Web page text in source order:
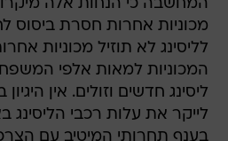
המחשבה כי הנחות אלה
מכוניות אחרות חסרת ביסוס
לליסינג לא תוזיל מכוניות
המכוניות למאות אלפי
ליסינג חדשים וזולים. אין
לייקר את עלות רכבי הליסינג
בענף תחרותי המיטיב עם